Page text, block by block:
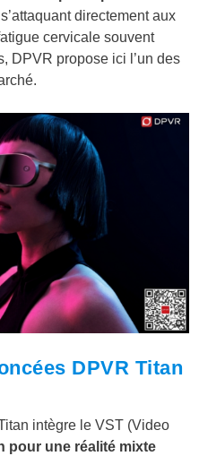
directement aux
cervicale souvent
DPVR propose ici l’un des
DPVR Titan
intègre le VST (Video
pour une réalité mixte